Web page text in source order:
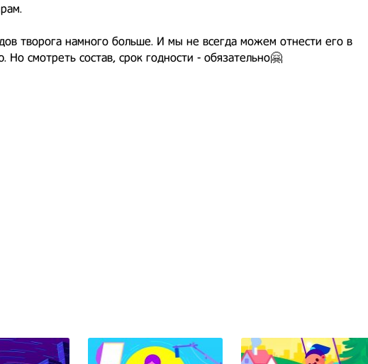
творога намного больше. И мы не всегда можем отнести его в
Но смотреть состав, срок годности - обязательно🤗